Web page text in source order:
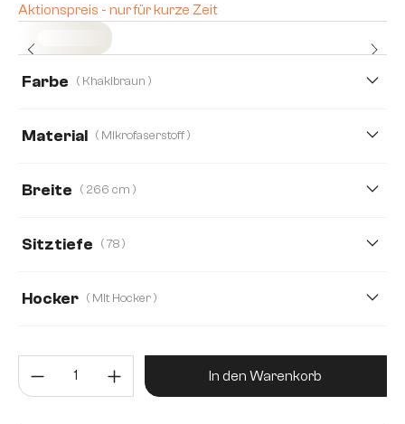
Aktionspreis - nur für kurze Zeit
Farbe ( Khakibraun )
Material ( Mikrofaserstoff )
Breite ( 266 cm )
Sitztiefe ( 78 )
Hocker ( Mit Hocker )
Produkt Anzahl: Gib den
In den Warenkorb